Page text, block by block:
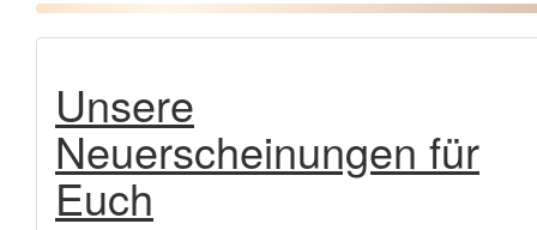
Unsere
Neuerscheinungen für
Euch